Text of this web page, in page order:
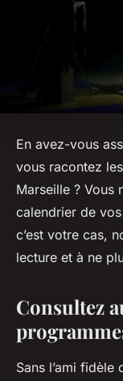
En avez-vous
vous racontez
Marseille ? Vous
calendrier de
c’est votre cas,
lecture et à ne
Consultez
Sans l’ami